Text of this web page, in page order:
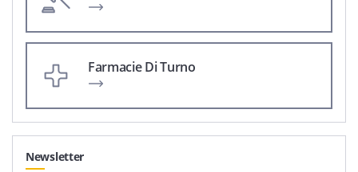
Farmacie Di Turno
Newsletter